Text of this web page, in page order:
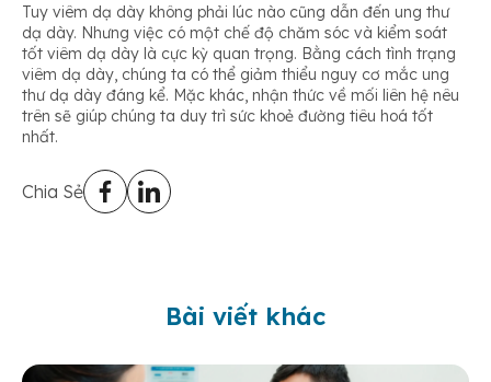
Tuy viêm dạ dày không phải lúc nào cũng dẫn đến ung thư
dạ dày. Nhưng việc có một chế độ chăm sóc và kiểm soát
tốt viêm dạ dày là cực kỳ quan trọng. Bằng cách tình trạng
viêm dạ dày, chúng ta có thể giảm thiểu nguy cơ mắc ung
thư dạ dày đáng kể. Mặc khác, nhận thức về mối liên hệ nêu
trên sẽ giúp chúng ta duy trì sức khoẻ đường tiêu hoá tốt
nhất.
Chia Sẻ
Bài viết khác